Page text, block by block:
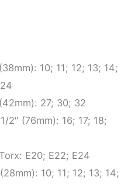
10; 11; 12; 13; 14;
27; 30; 32
2″ (76mm): 16; 17; 18;
E20; E22; E24
10; 11; 12; 13; 14;